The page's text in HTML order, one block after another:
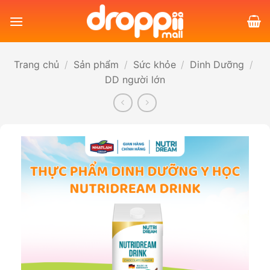
qua
Trang chủ / Sản phẩm / Sức khỏe / Dinh Dưỡng /
DD người lớn